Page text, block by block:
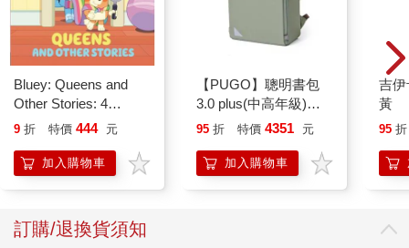
洛娃看著電腦上的新聞，鋪天蓋地的報導即將出現的獅子座日
食。網上看日食的眼鏡全部售罄，大家都在期待這一分一秒的來
臨。她在想艾璣和素桑昨天就應該到達沙斯塔山，她們沒有選擇
去俄勒岡州看而選擇到這裡，雖然只能看到90%的日食，但她身
負一個任務──必須在沙斯塔山這座像接受收器一樣的山，趁日食
時的能量來激活位於香港一家小水晶店的沙斯塔山石陣能量。
能量存在於一切有形無形的物質和非物質內，當然死物是沒有能
量的，但插頭連上電源打開就能傳電。花、草、樹木、山河大
地、飛鳥蟲魚，動物和人都是能量的載體。有時候我們說真的很
累，能量不夠要充電，我們可以在草地上小睡片刻，身體自然因
同星系的另一個維度，更接近源頭的能量連結又會如何？那將是
Bluey: Queens and
Other Stories: 4
Stories in 1 Book.
9 折 特價 444 元
加入購物車
【PUGO】聰明書包
3.0 plus(中高年級)沙
綠 全新進化玩美上市
95 折 特價 4351 元
加入購物車
吉
黃
95 折
訂購/退換貨須知